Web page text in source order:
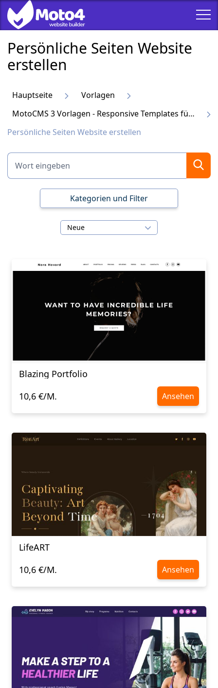
Persönliche Seiten Website
erstellen
Hauptseite
Vorlagen
MotoCMS 3 Vorlagen - Responsive Templates für Website
Persönliche Seiten Website erstellen
Kategorien und Filter
Neue
Blazing Portfolio
10,6 €/M.
Ansehen
LifeART
10,6 €/M.
Ansehen